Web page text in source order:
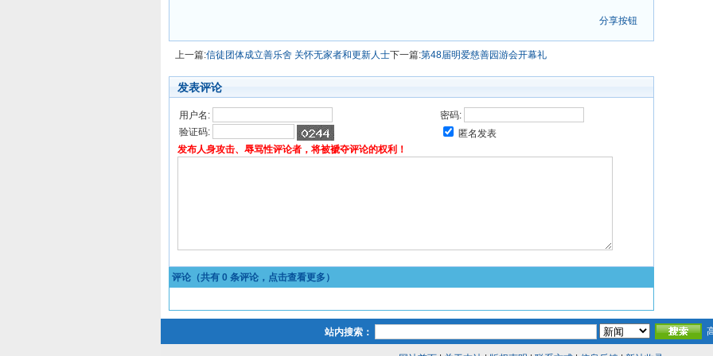
分享按钮
上一篇:信徒团体成立善乐舍 关怀无家者和更新人士下一篇:第48届明爱慈善园游会开幕礼
发表评论
用户名:
密码:
验证码:
匿名发表
发布人身攻击、辱骂性评论者，将被褫夺评论的权利！
评论（共有 0 条评论，点击查看更多）
站内搜索：